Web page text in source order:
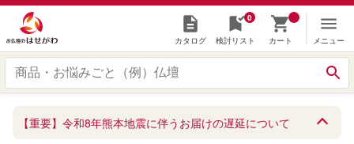
カタログ
0
検討リスト カート メニュー
【重要】令和8年熊本地震に伴うお届けの遅延について